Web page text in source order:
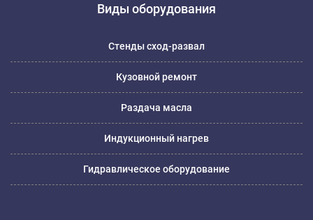
Виды оборудования
Стенды сход-развал
Кузовной ремонт
Раздача масла
Индукционный нагрев
Гидравлическое оборудование